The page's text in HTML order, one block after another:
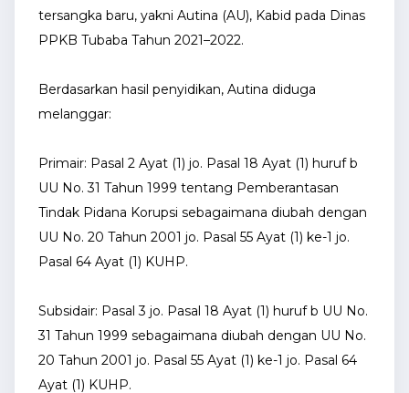
tersangka baru, yakni Autina (AU), Kabid pada Dinas
PPKB Tubaba Tahun 2021–2022.
Berdasarkan hasil penyidikan, Autina diduga
melanggar:
Primair: Pasal 2 Ayat (1) jo. Pasal 18 Ayat (1) huruf b
UU No. 31 Tahun 1999 tentang Pemberantasan
Tindak Pidana Korupsi sebagaimana diubah dengan
UU No. 20 Tahun 2001 jo. Pasal 55 Ayat (1) ke-1 jo.
Pasal 64 Ayat (1) KUHP.
Subsidair: Pasal 3 jo. Pasal 18 Ayat (1) huruf b UU No.
31 Tahun 1999 sebagaimana diubah dengan UU No.
20 Tahun 2001 jo. Pasal 55 Ayat (1) ke-1 jo. Pasal 64
Ayat (1) KUHP.